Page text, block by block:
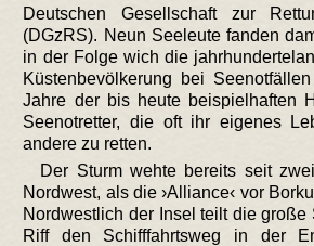
Deutschen Gesellschaft zur
(DGzRS). Neun Seeleute fanden
in der Folge wich die
Küstenbevölkerung bei
Jahre der bis heute beispielhaften
Seenotretter, die oft ihr eigenes
andere zu retten.
Der Sturm wehte bereits seit
Nordwest, als die ›Alliance‹ vor
Nordwestlich der Insel teilt die große
Riff den Schifffahrtsweg in der